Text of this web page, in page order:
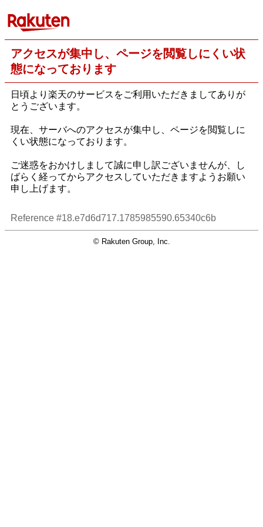
アクセスが集中し、ページを閲覧しにくい状
態になっております
日頃より楽天のサービスをご利用いただきましてありが
とうございます。
現在、サーバへのアクセスが集中し、ページを閲覧しに
くい状態になっております。
ご迷惑をおかけしまして誠に申し訳ございませんが、し
ばらく経ってからアクセスしていただきますようお願い
申し上げます。
Reference #18.e7d6d717.1785985590.65340c6b
© Rakuten Group, Inc.